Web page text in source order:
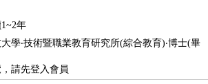
年
學‧技術暨職業教育研究所(綜合教育)‧博士(畢
，請先登入會員